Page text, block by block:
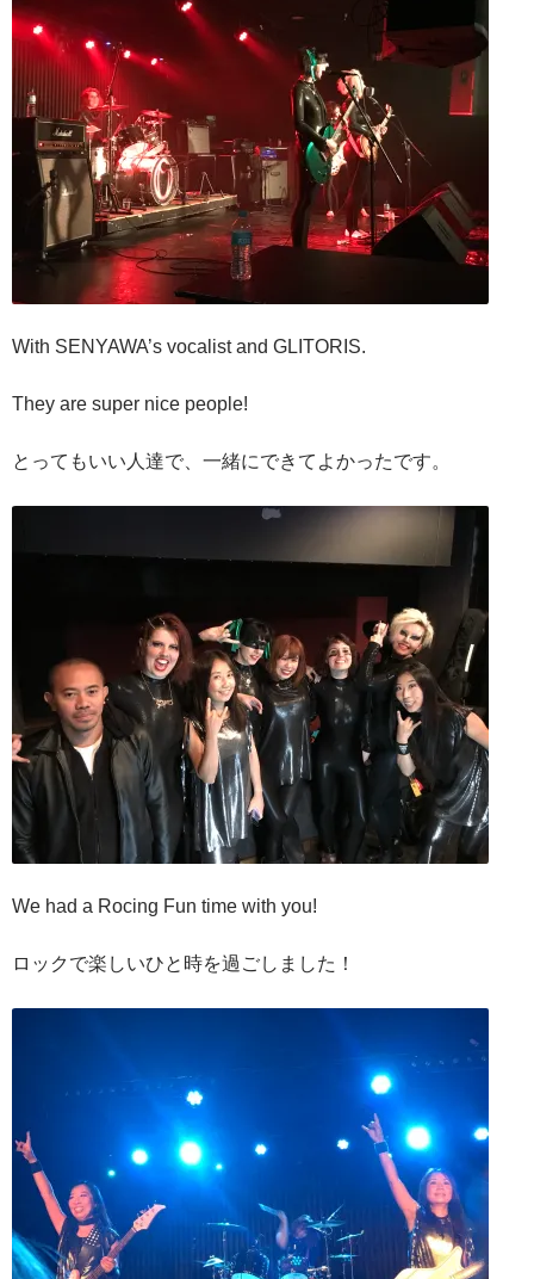
With SENYAWA’s vocalist and GLITORIS.
They are super nice people!
とってもいい人達で、一緒にできてよかったです。
We had a Rocing Fun time with you!
ロックで楽しいひと時を過ごしました！